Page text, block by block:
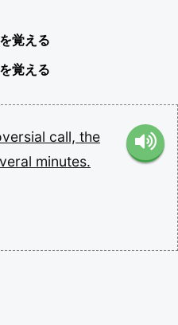
覚える
覚える
call, the
minutes.